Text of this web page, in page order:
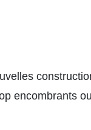
encombrants